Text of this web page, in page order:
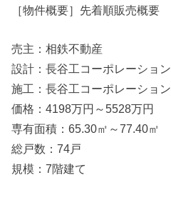
［物件概要］先着順販売概要
売主：相鉄不動産
設計：長谷工コーポレーション
施工：長谷工コーポレーション
価格：4198万円～5528万円
専有面積：65.30㎡～77.40㎡
総戸数：74戸
規模：7階建て